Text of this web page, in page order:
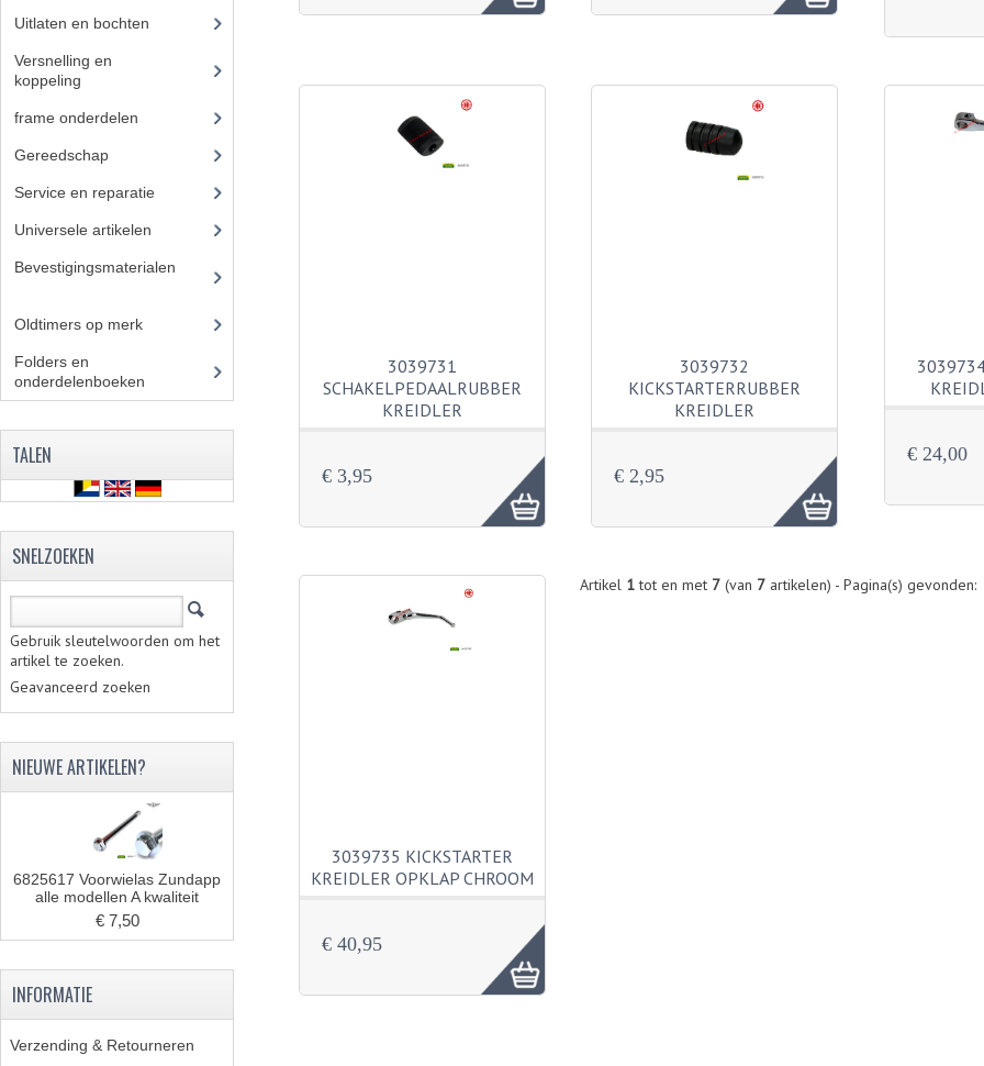
3039731
SCHAKELPEDAALRUBBER
KREIDLER
€ 3,95
3039732
KICKSTARTERRUBBER
KREIDLER
€ 2,95
€ 24,00
3039735 KICKSTARTER
KREIDLER OPKLAP CHROOM
€ 40,95
Artikel 1tot en met 7 (van 7 artikelen) - Pagina(s) gevonden:
Uitlaten en bochten
Versnelling en
koppeling
frame onderdelen
Gereedschap
Service en reparatie
Universele artikelen
Bevestigingsmaterialen
Oldtimers op merk
Folders en
onderdelenboeken
TALEN
SNELZOEKEN
Gebruik sleutelwoorden om het
artikel te zoeken.
Geavanceerd zoeken
NIEUWE ARTIKELEN?
6825617 Voorwielas Zundapp
alle modellen A kwaliteit
€ 7,50
INFORMATIE
Verzending & Retourneren